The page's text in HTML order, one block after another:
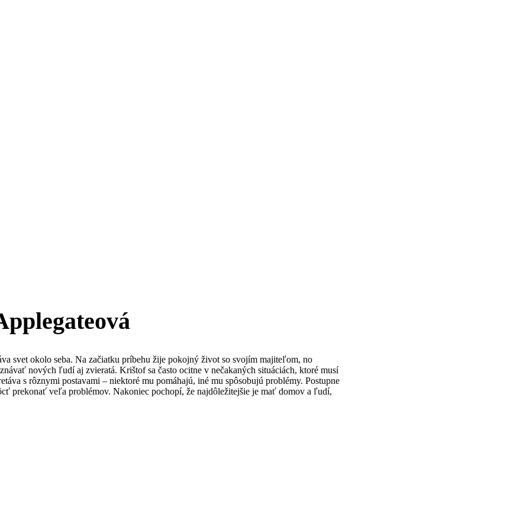
svet okolo seba. Na začiatku príbehu žije pokojný život so svojím majiteľom, no
nových ľudí aj zvieratá. Krištof sa často ocitne v nečakaných situáciách, ktoré musí
s rôznymi postavami – niektoré mu pomáhajú, iné mu spôsobujú problémy. Postupne
prekonať veľa problémov. Nakoniec pochopí, že najdôležitejšie je mať domov a ľudí,